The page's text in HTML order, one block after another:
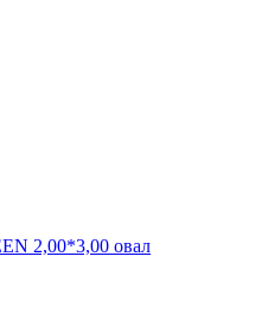
2,00*3,00 овал